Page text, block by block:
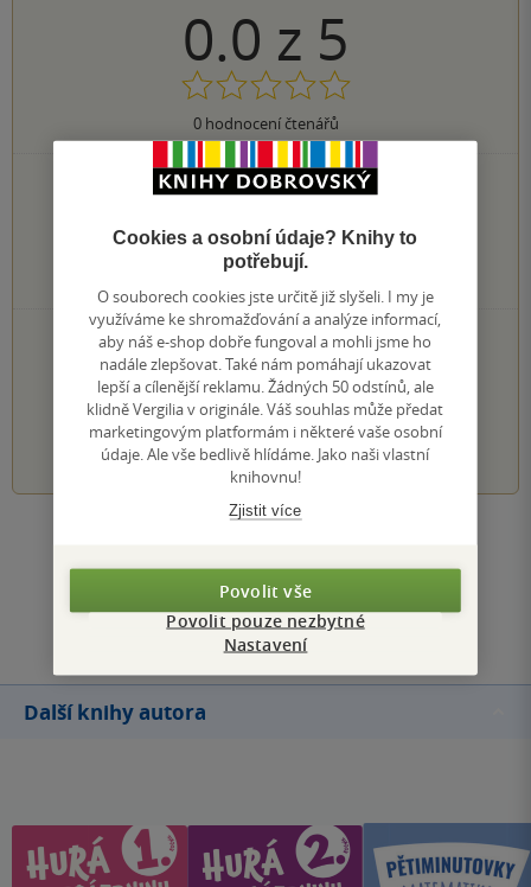
0.0 z 5
0hodnocení čtenářů
0×
5 hvězdiček
0×
3 hvězdičky
0×
2 hvězdičky
PŘIDEJTE SVÉ HODNOCENÍ KNIHY
Hodnocení našich knihkupců: 0.0 z 5
1 2 3 4 5
Přidat hodnocení
Další knihy autora
Cookies a osobní údaje? Knihy to
potřebují.
O souborech cookies jste určitě již slyšeli. I my je
využíváme ke shromažďování a analýze informací,
aby náš e-shop dobře fungoval a mohli jsme ho
nadále zlepšovat. Také nám pomáhají ukazovat
lepší a cílenější reklamu. Žádných 50 odstínů, ale
klidně Vergilia v originále. Váš souhlas může předat
marketingovým platformám i některé vaše osobní
údaje. Ale vše bedlivě hlídáme. Jako naši vlastní
knihovnu!
Zjistit více
Povolit vše
Povolit pouze nezbytné
Nastavení